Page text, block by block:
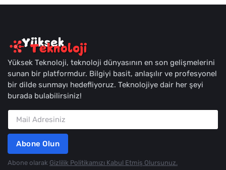
Yüksek Teknoloji, teknoloji dünyasının en son gelişmelerini
sunan bir platformdur. Bilgiyi basit, anlaşılır ve profesyonel
bir dilde sunmayı hedefliyoruz. Teknolojiye dair her şeyi
burada bulabilirsiniz!
Abone Olun
Abone olarak Gizlilik Politikamızı Kabul Etmiş Olursunuz.